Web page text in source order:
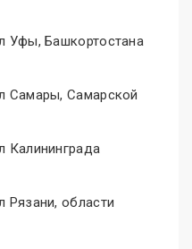
Уфы, Башкортостана
Самары, Самарской
Калининграда
Рязани, области